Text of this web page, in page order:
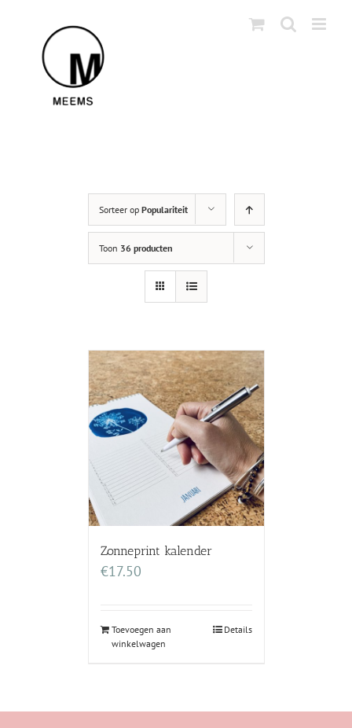
Sorteer op Populariteit
Toon 36 producten
Zonneprint kalender
€17.50
Toevoegen aan
winkelwagen
Details